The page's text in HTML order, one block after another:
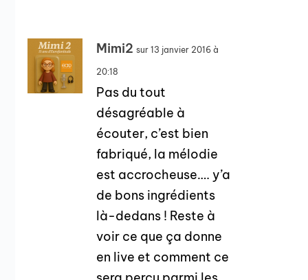
Mimi2 sur 13 janvier 2016 à
20:18
Pas du tout
désagréable à
écouter, c’est bien
fabriqué, la mélodie
est accrocheuse…. y’a
de bons ingrédients
là-dedans ! Reste à
voir ce que ça donne
en live et comment ce